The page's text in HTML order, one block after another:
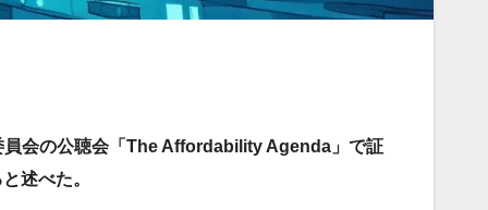
会の公聴会「The Affordability Agenda」で証
述べた。